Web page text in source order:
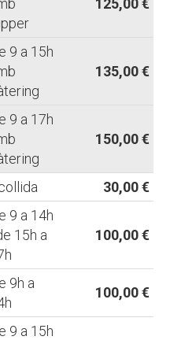
9 a 15h
135,00 €
9 a 17h
150,00 €
30,00 €
9 a 14h
15h a
100,00 €
9h a
100,00 €
9 a 15h